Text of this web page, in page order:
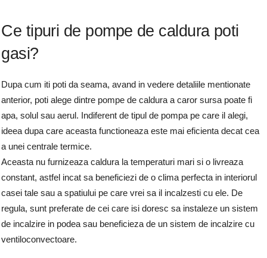
Ce tipuri de pompe de caldura poti
gasi?
Dupa cum iti poti da seama, avand in vedere detaliile mentionate
anterior, poti alege dintre pompe de caldura a caror sursa poate fi
apa, solul sau aerul. Indiferent de tipul de pompa pe care il alegi,
ideea dupa care aceasta functioneaza este mai eficienta decat cea
a unei centrale termice.
Aceasta nu furnizeaza caldura la temperaturi mari si o livreaza
constant, astfel incat sa beneficiezi de o clima perfecta in interiorul
casei tale sau a spatiului pe care vrei sa il incalzesti cu ele. De
regula, sunt preferate de cei care isi doresc sa instaleze un sistem
de incalzire in podea sau beneficieza de un sistem de incalzire cu
ventiloconvectoare.